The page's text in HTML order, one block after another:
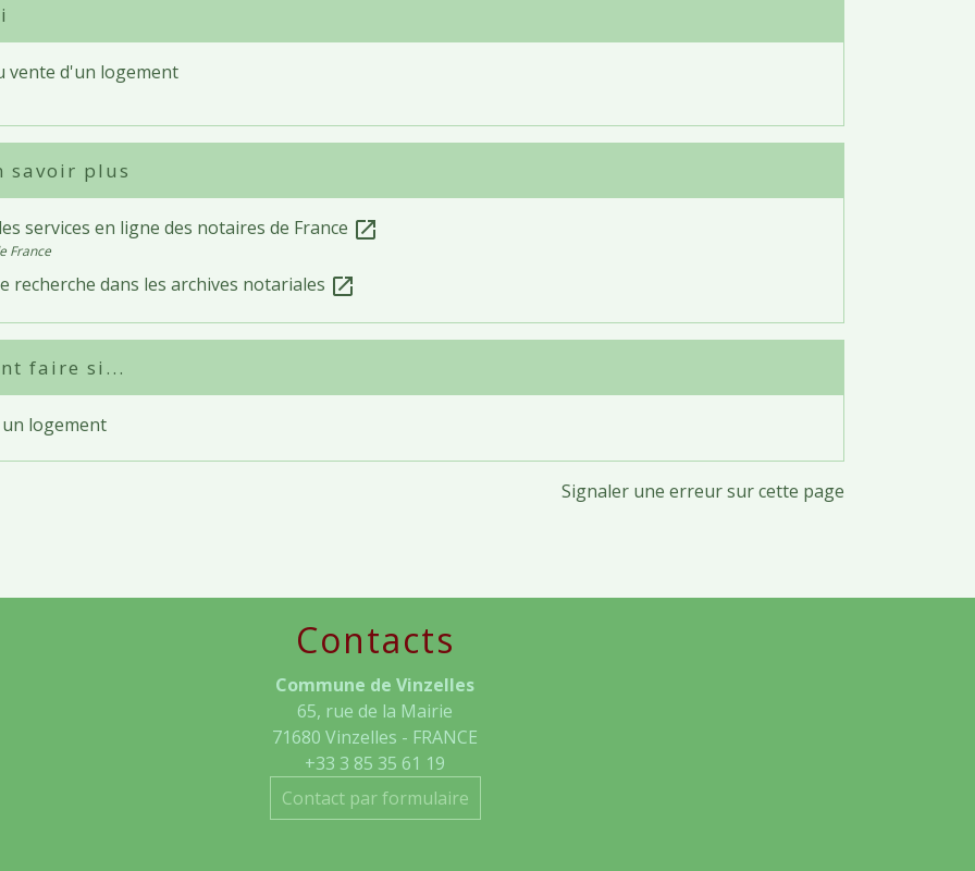
vente d'un logement
savoir plus
services en ligne des notaires de France open_in_new
France
recherche dans les archives notariales open_in_new
faire si...
un logement
Signaler une erreur sur cette page
Contacts
Commune de Vinzelles
65, rue de la Mairie
71680 Vinzelles - FRANCE
+33 3 85 35 61 19
Contact par formulaire